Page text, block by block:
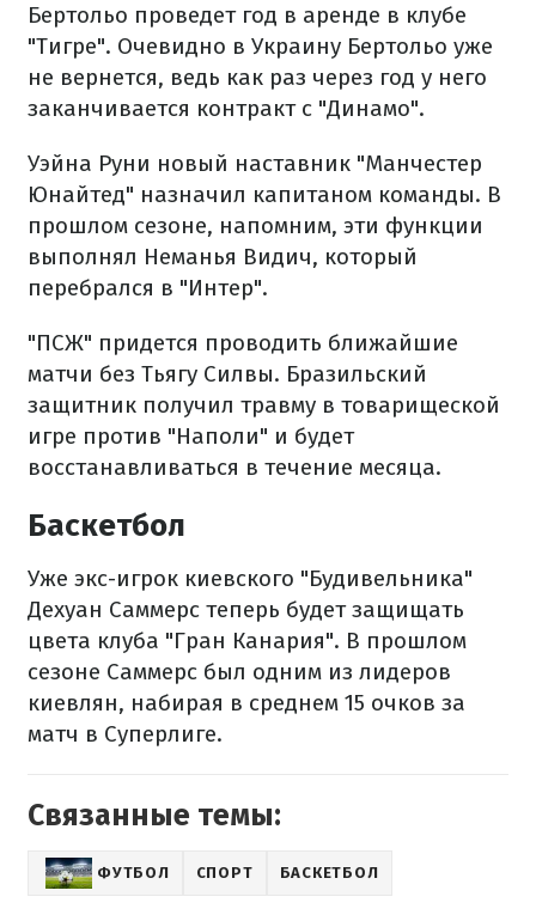
Бертольо проведет год в аренде в клубе
"Тигре". Очевидно в Украину Бертольо уже
не вернется, ведь как раз через год у него
заканчивается контракт с "Динамо".
Уэйна Руни новый наставник "Манчестер
Юнайтед" назначил капитаном команды. В
прошлом сезоне, напомним, эти функции
выполнял Неманья Видич, который
перебрался в "Интер".
"ПСЖ" придется проводить ближайшие
матчи без Тьягу Силвы. Бразильский
защитник получил травму в товарищеской
игре против "Наполи" и будет
восстанавливаться в течение месяца.
Баскетбол
Уже экс-игрок киевского "Будивельника"
Дехуан Саммерс теперь будет защищать
цвета клуба "Гран Канария". В прошлом
сезоне Саммерс был одним из лидеров
киевлян, набирая в среднем 15 очков за
матч в Суперлиге.
Связанные темы:
ФУТБОЛ СПОРТ БАСКЕТБОЛ